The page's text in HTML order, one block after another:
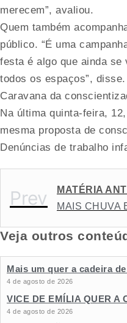
merecem”, avaliou.
Quem também
público. “É uma
festa é algo que ainda se
todos os espaços”, disse.
Caravana da
Na última quinta-feira,
mesma proposta de
Denúncias de trabalho
Prev
MATÉRIA
MAIS CHUVA
Veja outros
Mais um quer a cadeira
4 de agosto de 2026
VICE DE EMÍLIA QUER A
4 de agosto de 2026